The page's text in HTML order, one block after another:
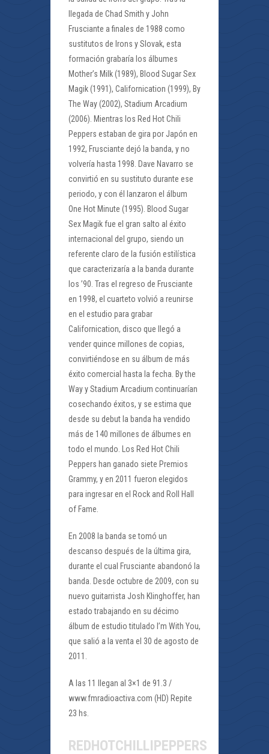
llegada de Chad Smith y John
Frusciante a finales de 1988 como
sustitutos de Irons y Slovak, esta
formación grabaría los álbumes
Mother’s Milk (1989), Blood Sugar Sex
Magik (1991), Californication (1999), By
The Way (2002), Stadium Arcadium
(2006). Mientras los Red Hot Chili
Peppers estaban de gira por Japón en
1992, Frusciante dejó la banda, y no
volvería hasta 1998. Dave Navarro se
convirtió en su sustituto durante ese
periodo, y con él lanzaron el álbum
One Hot Minute (1995). Blood Sugar
Sex Magik fue el gran salto al éxito
internacional del grupo, siendo un
referente claro de la fusión estilística
que caracterizaría a la banda durante
los ’90. Tras el regreso de Frusciante
en 1998, el cuarteto volvió a reunirse
en el estudio para grabar
Californication, disco que llegó a
vender quince millones de copias,
convirtiéndose en su álbum de más
éxito comercial hasta la fecha. By the
Way y Stadium Arcadium continuarían
cosechando éxitos, y se estima que
desde su debut la banda ha vendido
más de 140 millones de álbumes en
todo el mundo. Los Red Hot Chili
Peppers han ganado siete Premios
Grammy, y en 2011 fueron elegidos
para ingresar en el Rock and Roll Hall
of Fame.
En 2008 la banda se tomó un
descanso después de la última gira,
durante el cual Frusciante abandonó la
banda. Desde octubre de 2009, con su
nuevo guitarrista Josh Klinghoffer, han
estado trabajando en su décimo
álbum de estudio titulado I’m With You,
que salió a la venta el 30 de agosto de
2011.
A las 11 llegan al 3×1 de 91.3 /
www.fmradioactiva.com (HD) Repite
23 hs.
REDHOTCHILLIPEPPERS